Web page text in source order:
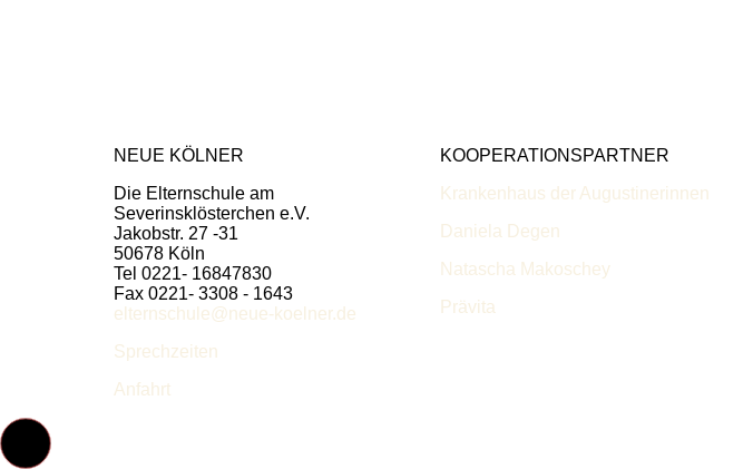
NEUE KÖLNER
Die Elternschule am
Severinsklösterchen e.V.
Jakobstr. 27 -31
50678 Köln
Tel 0221- 16847830
Fax 0221- 3308 - 1643
elternschule@neue-koelner.de
Sprechzeiten
Anfahrt
KOOPERATIONSPARTNER
Krankenhaus der Augustinerinnen
Daniela Degen
Natascha Makoschey
Prävita